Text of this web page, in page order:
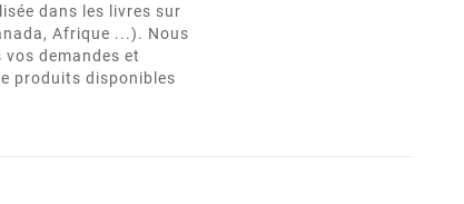
dans les livres sur
Afrique ...). Nous
demandes et
produits disponibles